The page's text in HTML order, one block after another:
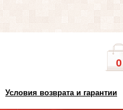
0
Условия возврата и гарантии